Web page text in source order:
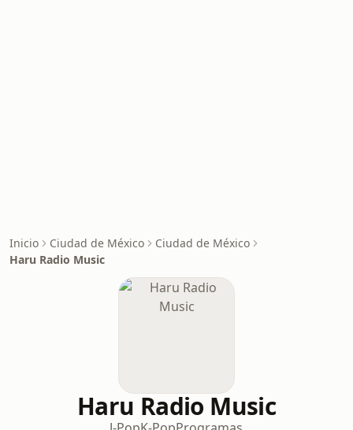
Inicio Ciudad de México
Ciudad de México
Haru Radio Music
Haru Radio Music